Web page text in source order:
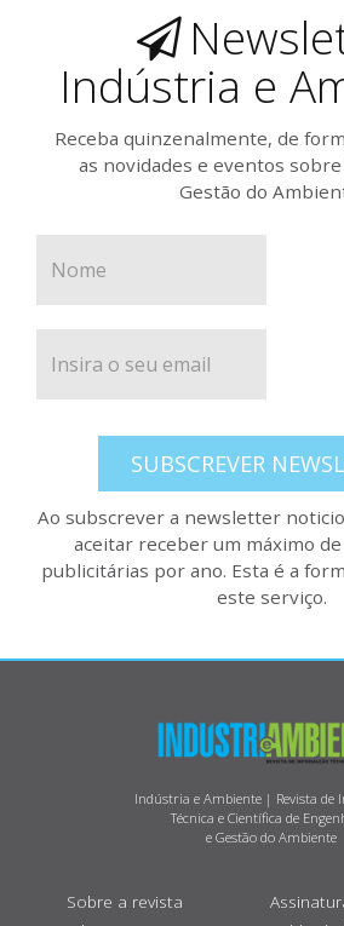
Indústria e
Receba quinzenalmente, de
as novidades e eventos
Gestão do
SUBSCREVER
Ao subscrever a newsletter
aceitar receber um máximo
publicitárias por ano. Esta é a
este serviço.
Indústria e Ambiente | Revista de
Técnica e Científica de
e Gestão do Ambiente
Sobre a revista